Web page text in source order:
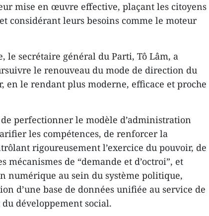
mise en œuvre effective, plaçant les citoyens
considérant leurs besoins comme le moteur
le secrétaire général du Parti, Tô Lâm, a
le renouveau du mode de direction du
en le rendant plus moderne, efficace et proche
perfectionner le modèle d’administration
les compétences, de renforcer la
rigoureusement l’exercice du pouvoir, de
de “demande et d’octroi”, et
numérique au sein du système politique,
d’une base de données unifiée au service de
développement social.